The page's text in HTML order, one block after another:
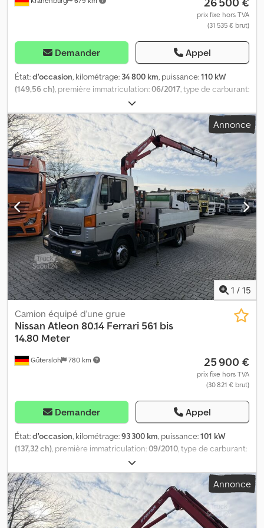
prix fixe hors TVA
(31 535 € brut)
Demander Appel
État:d'occasion, kilométrage: 34 800 km, puissance:110 kW
(149,56 ch), première immatriculation:06/2017, type de carburant:
, couleur:
mécanique, classe d'émission:Euro 6, nombre de sièges:3,
longueur totale: 7 219 mm, largeur totale: 2 310 mm, hauteur
totale:3 180 mm , longueur de l'espace de chargement: 5 205 mm
largeur de l’espace de chargement:2 200 mm, hauteur de
l'espace de chargement:2 240 mm, Équipement:hayon
élévateur, verrouillage centralisé , Équipement : Hayon élévateur
Dholandia 1500 KG * Direction assistée * Cloison de séparation *
Verrouillage centralisé * Jantes jumelées * Porte latérale droite *
Tachygraphe * Attelage remorque, poids tractable 3500 KG
Chsdpfszlpppox Ak Hea Climatisation : Pas de climatisation ou de
régulation automatique Dimensions intérieures du véhicule : L
5,20 m, l 2,20 m, H 2,24 m Charge utile : 1900 KG Le véhicule est en
très bon état ! Kilométrage d'origine 35 000 km ! Nouveau TÜV +
AU en supplément Financement possible via Santander Bank
Annonce
1 / 15
Gütersloh 780 km
Camion équipé d'une grue
Nissan Atleon 80.14 Ferrari 561 bis
14.80 Meter
25 900 €
prix fixe hors TVA
(30 821 € brut)
Demander Appel
État:d'occasion, kilométrage:93 300 km, puissance:101 kW
(137,32 ch), première immatriculation:09/2010, type de carburant:
, poids maximal de charge:
poids total:7 490 kg, configuration d'essieux:4x2, empattement:
3 200 mm, freins:frein moteur, couleur:argenté, cabine
conducteur:cabine courte , type d'engrenage:mécanique
classe d'émission:
, suspension:acier, volume de l'espace
de chargement:3 m³, longueur de l'espace de chargement:
Annonce